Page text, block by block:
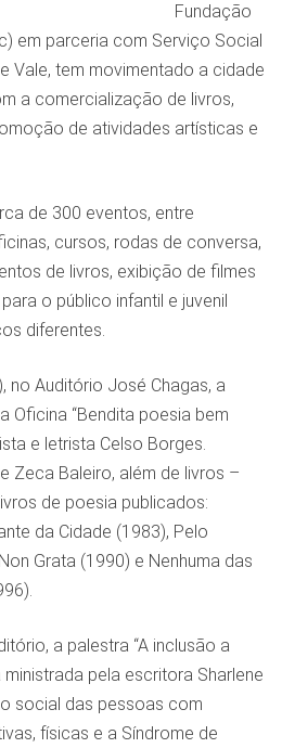
Fundação
em parceria com Serviço Social
Vale, tem movimentado a cidade
a comercialização de livros,
de atividades artísticas e
de 300 eventos, entre
cursos, rodas de conversa,
de livros, exibição de filmes
o público infantil e juvenil
diferentes.
no Auditório José Chagas, a
Oficina “Bendita poesia bem
e letrista Celso Borges.
Zeca Baleiro, além de livros –
de poesia publicados:
da Cidade (1983), Pelo
Grata (1990) e Nenhuma das
a palestra “A inclusão a
ministrada pela escritora Sharlene
social das pessoas com
físicas e a Síndrome de